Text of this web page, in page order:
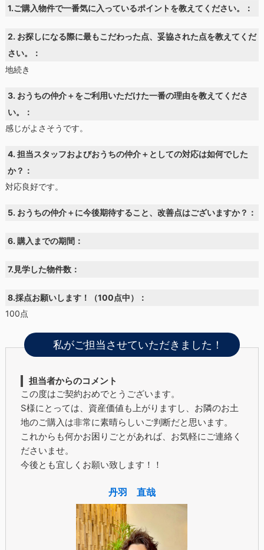
1.ご購入物件で一番気に入っているポイントを教えてください。：
2. お探しになる際に最もこだわった点、妥協された点を教えてくだ
さい。：
地続き
3. おうちの仲介＋をご利用いただけた一番の理由を教えてくださ
い。：
感じがよさそうです。
4. 担当スタッフおよびおうちの仲介＋としての対応は如何でした
か？：
対応良好です。
5. おうちの仲介＋に今後期待すること、改善点はございますか？：
6. 購入までの期間：
7.見学した物件数：
8.採点お願いします！（100点中）：
100点
私がご担当させていただきました！
担当者からのコメント
この度はご契約おめでとうございます。
S様にとっては、資産価値も上がりますし、お隣のお土
地のご購入は非常に素晴らしいご判断だと思います。
これからも何かお困りごとがあれば、お気軽にご連絡く
ださいませ。
今後とも宜しくお願い致します！！
丹羽 直哉